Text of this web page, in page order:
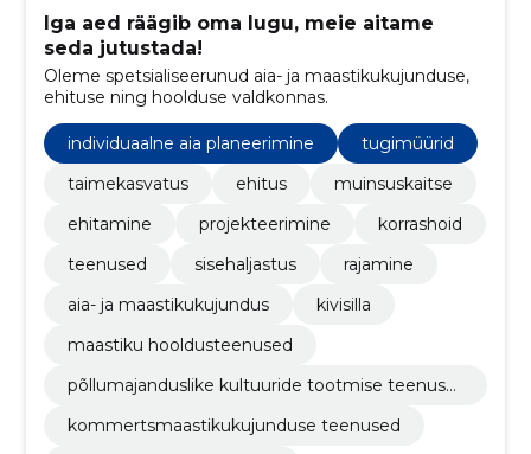
Iga aed räägib oma lugu, meie aitame
seda jutustada!
Oleme spetsialiseerunud aia- ja maastikukujunduse,
ehituse ning hoolduse valdkonnas.
individuaalne aia planeerimine
tugimüürid
taimekasvatus
ehitus
muinsuskaitse
ehitamine
projekteerimine
korrashoid
teenused
sisehaljastus
rajamine
aia- ja maastikukujundus
kivisilla
maastiku hooldusteenused
põllumajanduslike kultuuride tootmise teenuse
kommertsmaastikukujunduse teenused